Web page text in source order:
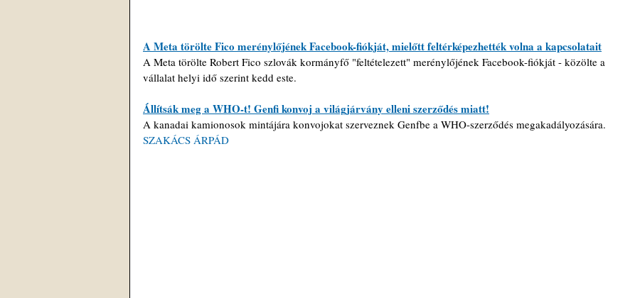
A Meta törölte Fico merénylőjének Facebook-fiókját, mielőtt feltérképezhették volna a kapcsolatait
A Meta törölte Robert Fico szlovák kormányfő "feltételezett" merénylőjének Facebook-fiókját - közölte a
vállalat helyi idő szerint kedd este.
Állítsák meg a WHO-t! Genfi konvoj a világjárvány elleni szerződés miatt!
A kanadai kamionosok mintájára konvojokat szerveznek Genfbe a WHO-szerződés megakadályozására.
SZAKÁCS ÁRPÁD